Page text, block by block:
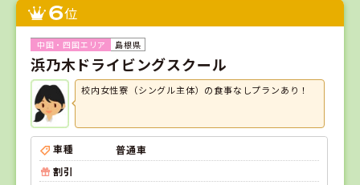
6位
島根県
浜乃木ドライビングスクール
校内女性寮（シングル主体）の食事なしプランあり！
車種
普通車
割引